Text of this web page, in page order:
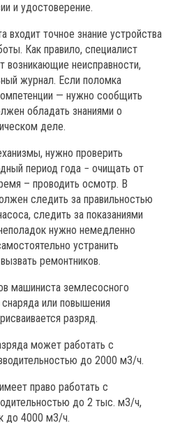
и удостоверение.
входит точное знание устройства
Как правило, специалист
возникающие неисправности,
журнал. Если поломка
— нужно сообщить
обладать знаниями о
деле.
нужно проверить
период года − очищать от
– проводить осмотр. В
следить за правильностью
следить за показаниями
нужно немедленно
устранить
ремонтников.
машиниста землесосного
или повышения
разряд.
может работать с
до 2000 м3/ч.
право работать с
до 2 тыс. м3/ч,
до 4000 м3/ч.